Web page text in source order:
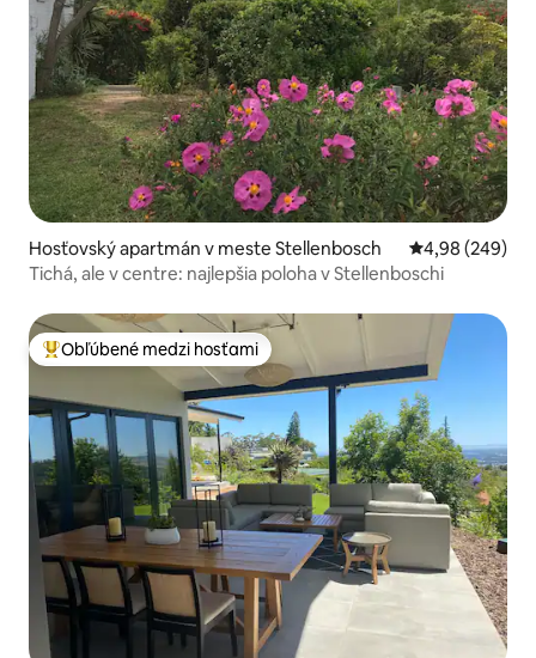
Hosťovský apartmán v meste Stellenbosch Priemerné
4,98 (249)
Tichá, ale v centre: najlepšia poloha v Stellenboschi
Najobľúbenejšie medzi hosťami
Obľúbené medzi hosťami